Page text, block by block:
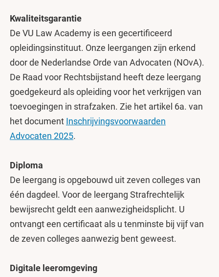
Kwaliteitsgarantie
De VU Law Academy is een gecertificeerd
opleidingsinstituut. Onze leergangen zijn erkend
door de Nederlandse Orde van Advocaten (NOvA).
De Raad voor Rechtsbijstand heeft deze leergang
goedgekeurd als opleiding voor het verkrijgen van
toevoegingen in strafzaken. Zie het artikel 6a. van
het document Inschrijvingsvoorwaarden
Advocaten 2025.
Diploma
De leergang is opgebouwd uit zeven colleges van
één dagdeel. Voor de leergang Strafrechtelijk
bewijsrecht geldt een aanwezigheidsplicht. U
ontvangt een certificaat als u tenminste bij vijf van
de zeven colleges aanwezig bent geweest.
Digitale leeromgeving